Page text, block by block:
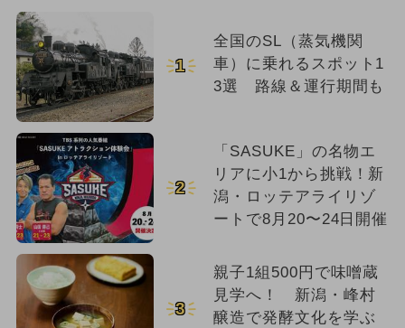
1
全国のSL（蒸気機関
車）に乗れるスポット1
3選 路線＆運行期間も
2
「SASUKE」の名物エ
リアに小1から挑戦！新
潟・ロッテアライリゾ
ートで8月20〜24日開催
3
親子1組500円で味噌蔵
見学へ！ 新潟・峰村
醸造で発酵文化を学ぶ